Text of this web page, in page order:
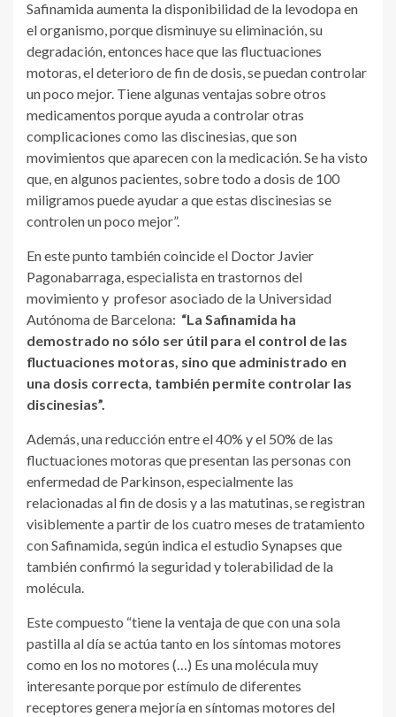
Safinamida aumenta la disponibilidad de la levodopa en
el organismo, porque disminuye su eliminación, su
degradación, entonces hace que las fluctuaciones
motoras, el deterioro de fin de dosis, se puedan controlar
un poco mejor. Tiene algunas ventajas sobre otros
medicamentos porque ayuda a controlar otras
complicaciones como las discinesias, que son
movimientos que aparecen con la medicación. Se ha visto
que, en algunos pacientes, sobre todo a dosis de 100
miligramos puede ayudar a que estas discinesias se
controlen un poco mejor”.
En este punto también coincide el Doctor Javier
Pagonabarraga, especialista en trastornos del
movimiento y profesor asociado de la Universidad
Autónoma de Barcelona: “La Safinamida ha
demostrado no sólo ser útil para el control de las
fluctuaciones motoras, sino que administrado en
una dosis correcta, también permite controlar las
discinesias”.
Además, una reducción entre el 40% y el 50% de las
fluctuaciones motoras que presentan las personas con
enfermedad de Parkinson, especialmente las
relacionadas al fin de dosis y a las matutinas, se registran
visiblemente a partir de los cuatro meses de tratamiento
con Safinamida, según indica el estudio Synapses que
también confirmó la seguridad y tolerabilidad de la
molécula.
Este compuesto “tiene la ventaja de que con una sola
pastilla al día se actúa tanto en los síntomas motores
como en los no motores (…) Es una molécula muy
interesante porque por estímulo de diferentes
receptores genera mejoría en síntomas motores del